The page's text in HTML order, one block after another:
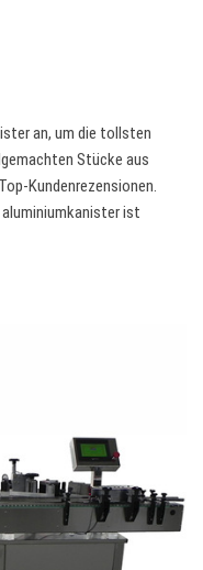
an, um die tollsten
Stücke aus
Kundenrezensionen.
ist